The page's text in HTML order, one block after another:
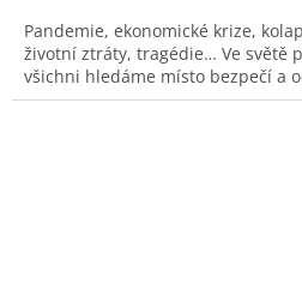
Pandemie, ekonomické krize,
životní ztráty, tragédie… Ve světě
všichni hledáme místo bezpečí a